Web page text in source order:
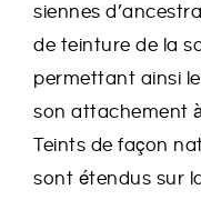
siennes
de teinture de la
permettant ainsi
son attachement à
Teints de façon
sont étendus sur